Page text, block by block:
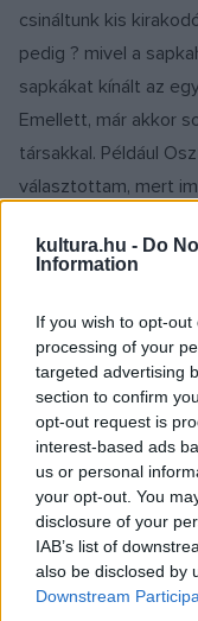
kultura.hu - Do
Information
If you wish to opt-
processing of your
targeted advertising
section to confirm
opt-out request is
interest-based ads
us or personal
your opt-out. You
disclosure of your
IAB’s list of
also be disclosed by
Downstream
csináltunk kis
pedig ? mivel a
sapkákat kínált az
Emellett, már akkor
társakkal. Például
választottam, mert
bevallása szerint
meggyőztem őt
ő dalszövegeit és
előadhatná
rávenni, de a sikeren
estet tart. Több
miután a Fonográf
hogy ne
király című
anyagi sikerét